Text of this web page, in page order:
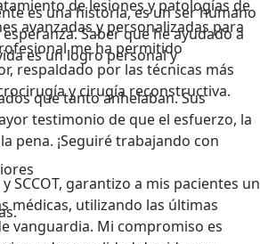
Saber que he ayudado a
es un logro personal y
que tanto anhelaban. Sus
testimonio de que el esfuerzo, la
pena. ¡Seguiré trabajando con
SCCOT, garantizo a mis pacientes un
médicas, utilizando las últimas
vanguardia. Mi compromiso es
de lesiones y patologías de
avanzadas y personalizadas para
me ha permitido
respaldado por las técnicas más
y cirugía reconstructiva.